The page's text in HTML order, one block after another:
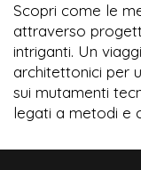
Scopri come le
attraverso
intriganti. Un
architettonici per
sui mutamenti
legati a metodi e